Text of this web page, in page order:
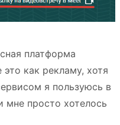
платформа
как рекламу, хотя
я пользуюсь в
мне просто хотелось